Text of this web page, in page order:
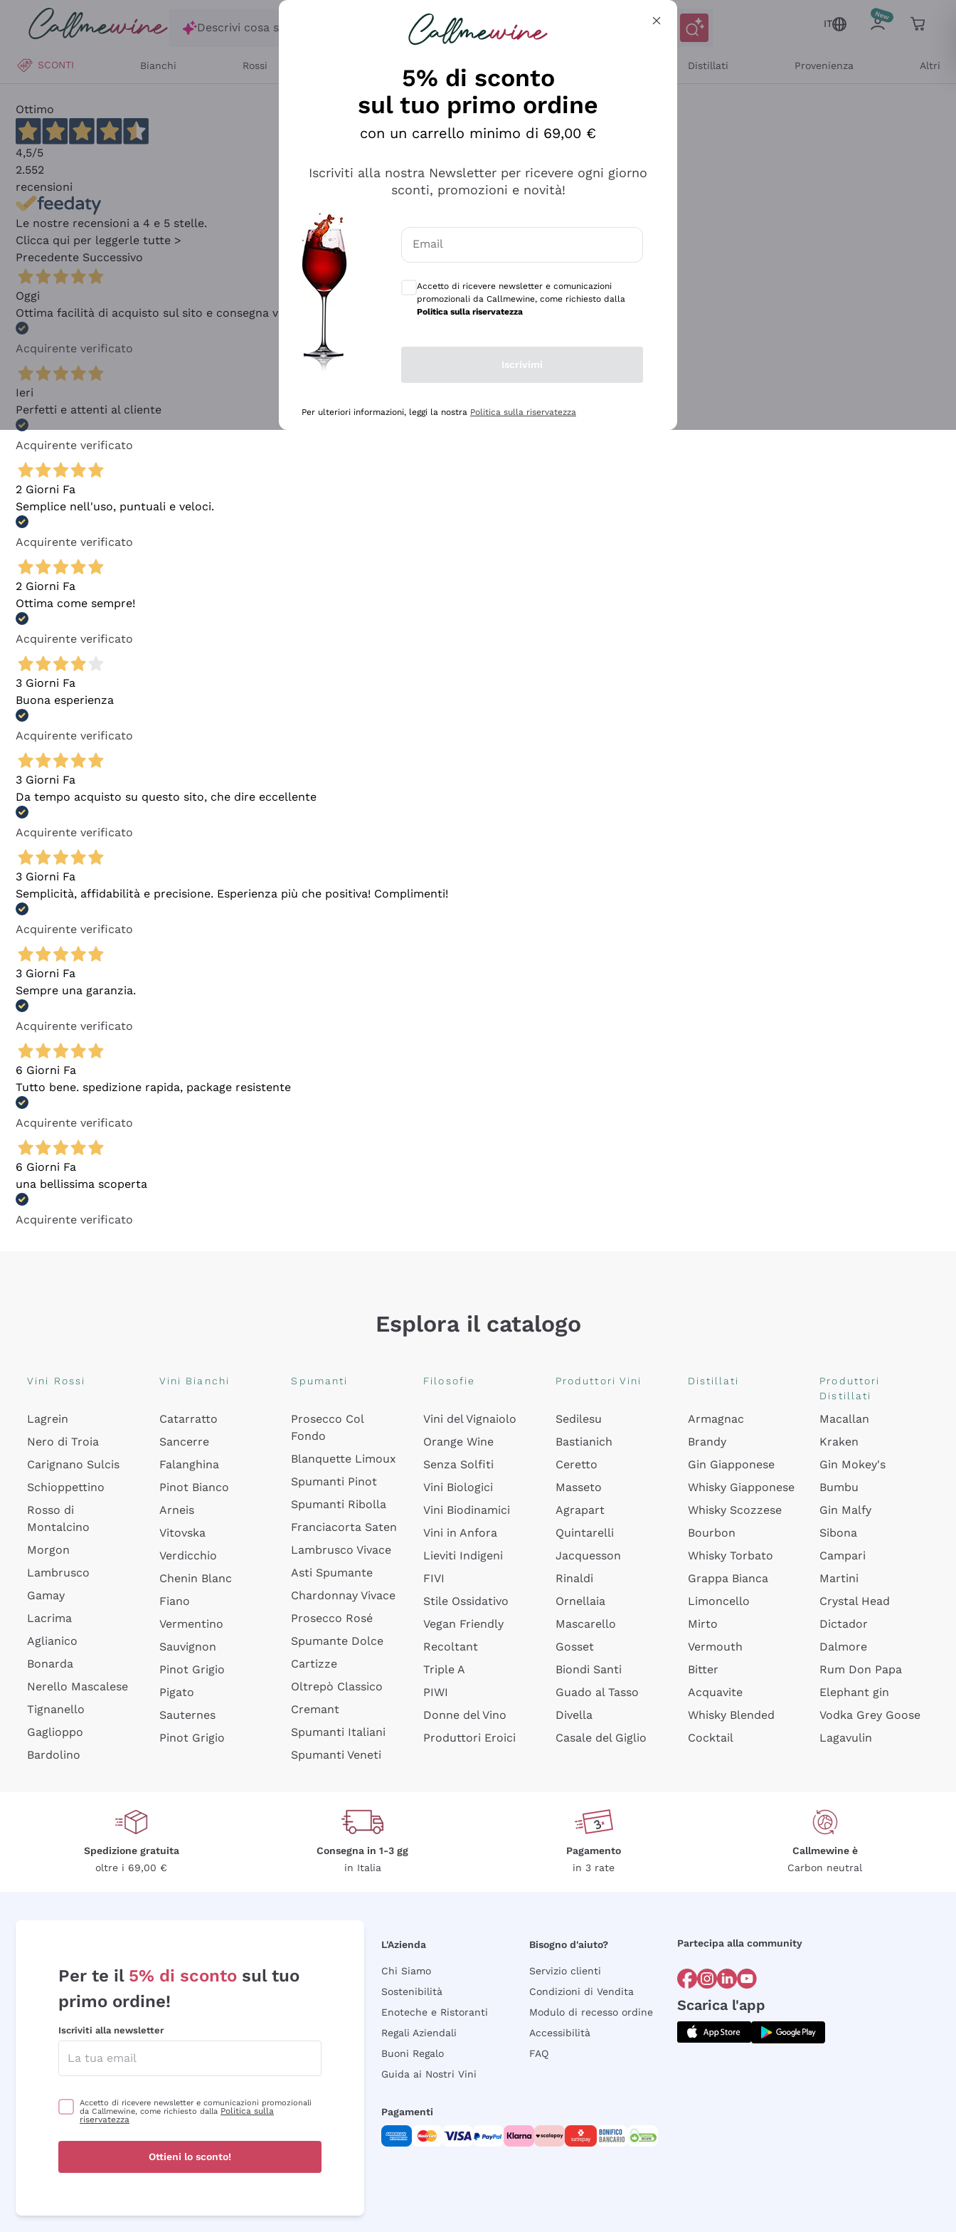
Salta al contenuto principale
Descrivi cosa stai cercando
IT
SCONTI Bianchi Rossi Distillati Provenienza Altri
Ottimo
4,5/5
2.552
recensioni
Le nostre recensioni a 4 e 5 stelle.
Clicca qui per leggerle tutte >
Precedente Successivo
Oggi
Ottima facilità di acquisto sul sito e consegna velocissima
Acquirente verificato
Ieri
Perfetti e attenti al cliente
Acquirente verificato
2 Giorni Fa
Semplice nell'uso, puntuali e veloci.
Acquirente verificato
2 Giorni Fa
Ottima come sempre!
Acquirente verificato
3 Giorni Fa
Buona esperienza
Acquirente verificato
3 Giorni Fa
Da tempo acquisto su questo sito, che dire eccellente
Acquirente verificato
3 Giorni Fa
Semplicità, affidabilità e precisione. Esperienza più che positiva! Complimenti!
Acquirente verificato
3 Giorni Fa
Sempre una garanzia.
Acquirente verificato
6 Giorni Fa
Tutto bene. spedizione rapida, package resistente
Acquirente verificato
6 Giorni Fa
una bellissima scoperta
Acquirente verificato
Esplora il catalogo
Vini Rossi
Lagrein
Nero di Troia
Carignano Sulcis
Schioppettino
Rosso di
Montalcino
Morgon
Lambrusco
Gamay
Lacrima
Aglianico
Bonarda
Nerello Mascalese
Tignanello
Gaglioppo
Bardolino
Vini Bianchi
Catarratto
Sancerre
Falanghina
Pinot Bianco
Arneis
Vitovska
Verdicchio
Chenin Blanc
Fiano
Vermentino
Sauvignon
Pinot Grigio
Pigato
Sauternes
Pinot Grigio
Spumanti
Prosecco Col
Fondo
Blanquette Limoux
Spumanti Pinot
Spumanti Ribolla
Franciacorta Saten
Lambrusco Vivace
Asti Spumante
Chardonnay Vivace
Prosecco Rosé
Spumante Dolce
Cartizze
Oltrepò Classico
Cremant
Spumanti Italiani
Spumanti Veneti
Filosofie
Vini del Vignaiolo
Orange Wine
Senza Solfiti
Vini Biologici
Vini Biodinamici
Vini in Anfora
Lieviti Indigeni
FIVI
Stile Ossidativo
Vegan Friendly
Recoltant
Triple A
PIWI
Donne del Vino
Produttori Eroici
Produttori Vini
Sedilesu
Bastianich
Ceretto
Masseto
Agrapart
Quintarelli
Jacquesson
Rinaldi
Ornellaia
Mascarello
Gosset
Biondi Santi
Guado al Tasso
Divella
Casale del Giglio
Distillati
Armagnac
Brandy
Gin Giapponese
Whisky Giapponese
Whisky Scozzese
Bourbon
Whisky Torbato
Grappa Bianca
Limoncello
Mirto
Vermouth
Bitter
Acquavite
Whisky Blended
Cocktail
Produttori
Distillati
Macallan
Kraken
Gin Mokey's
Bumbu
Gin Malfy
Sibona
Campari
Martini
Crystal Head
Dictador
Dalmore
Rum Don Papa
Elephant gin
Vodka Grey Goose
Lagavulin
Spedizione gratuita
oltre i 69,00 €
Consegna in 1-3 gg
in Italia
Pagamento
in 3 rate
Callmewine è
Carbon neutral
Per te il 5% di sconto sul tuo
primo ordine!
Iscriviti alla newsletter
Accetto di ricevere newsletter e comunicazioni promozionali
da Callmewine, come richiesto dalla Politica sulla
riservatezza
Ottieni lo sconto!
L'Azienda
Chi Siamo
Sostenibilità
Enoteche e Ristoranti
Regali Aziendali
Buoni Regalo
Guida ai Nostri Vini
Bisogno d'aiuto?
Servizio clienti
Condizioni di Vendita
Modulo di recesso ordine
Accessibilità
FAQ
Partecipa alla community
Scarica l'app
Pagamenti
5% di sconto
sul tuo primo ordine
con un carrello minimo di 69,00 €
Iscriviti alla nostra Newsletter per ricevere ogni giorno
sconti, promozioni e novità!
Email
Accetto di ricevere newsletter e comunicazioni
promozionali da Callmewine, come richiesto dalla
Politica sulla riservatezza
Iscrivimi
Per ulteriori informazioni, leggi la nostra Politica sulla riservatezza